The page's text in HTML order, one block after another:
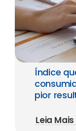
Índice
pior
Leia Mais